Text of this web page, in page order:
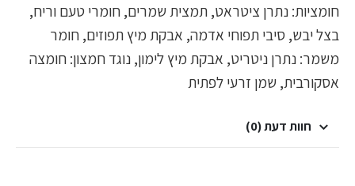
חומציות: נתרן ציטראט, תמצית שמרים, חומרי טעם וריח,
בצל יבש, סיבי תפוחי אדמה, אבקת מיץ תפוזים, חומר
משמר: נתרן ניטריט, אבקת מיץ לימון, נוגד חמצון: חומצה
אסקורבית, שמן זרעי לפתית
חוות דעת (0)